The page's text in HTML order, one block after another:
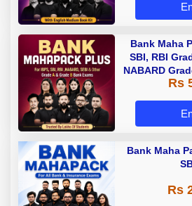
Bank Maha
SBI, RBI
NABARD
A & Rs
Bank Maha
Rs